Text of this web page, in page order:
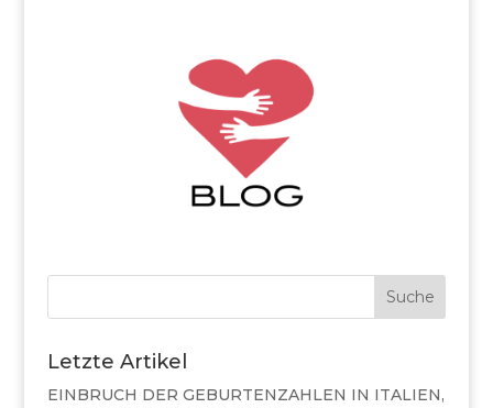
Suche
Letzte Artikel
EINBRUCH DER GEBURTENZAHLEN IN ITALIEN,